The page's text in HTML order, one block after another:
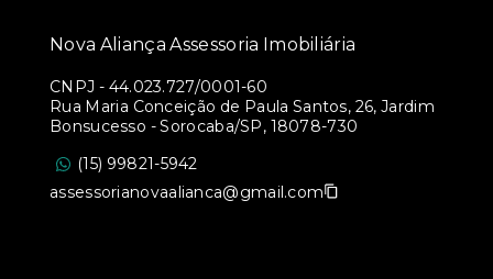
Nova Aliança Assessoria Imobiliária
CNPJ - 44.023.727/0001-60
Rua Maria Conceição de Paula Santos, 26, Jardim
Bonsucesso - Sorocaba/SP, 18078-730
(15) 99821-5942
assessorianovaalianca@gmail.com